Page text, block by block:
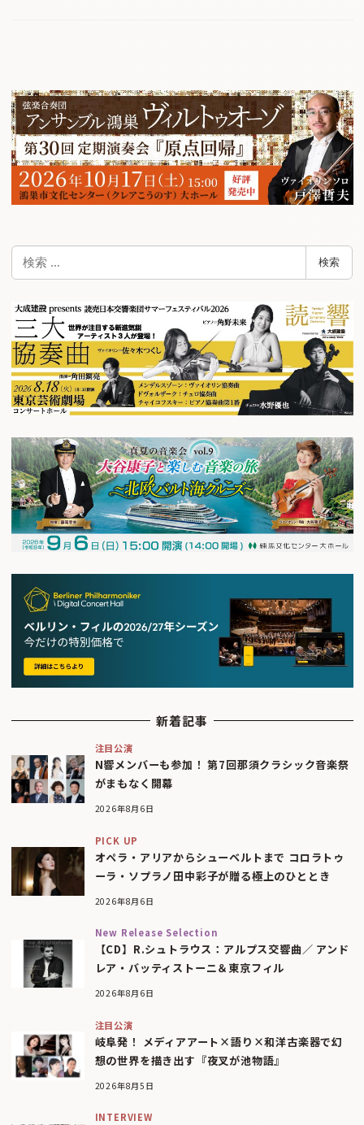
検
検索
新着記事
注目公演
N響メンバーも参加！ 第7回那須クラシック音楽祭
がまもなく開幕
2026年8月6日
PICK UP
オペラ・アリアからシューベルトまで コロラトゥ
ーラ・ソプラノ田中彩子が贈る極上のひととき
2026年8月6日
New Release Selection
【CD】R.シュトラウス：アルプス交響曲／ アンド
レア・バッティストーニ＆東京フィル
2026年8月6日
注目公演
岐阜発！ メディアアート×語り×和洋古楽器で幻
想の世界を描き出す『夜叉が池物語』
2026年8月5日
INTERVIEW